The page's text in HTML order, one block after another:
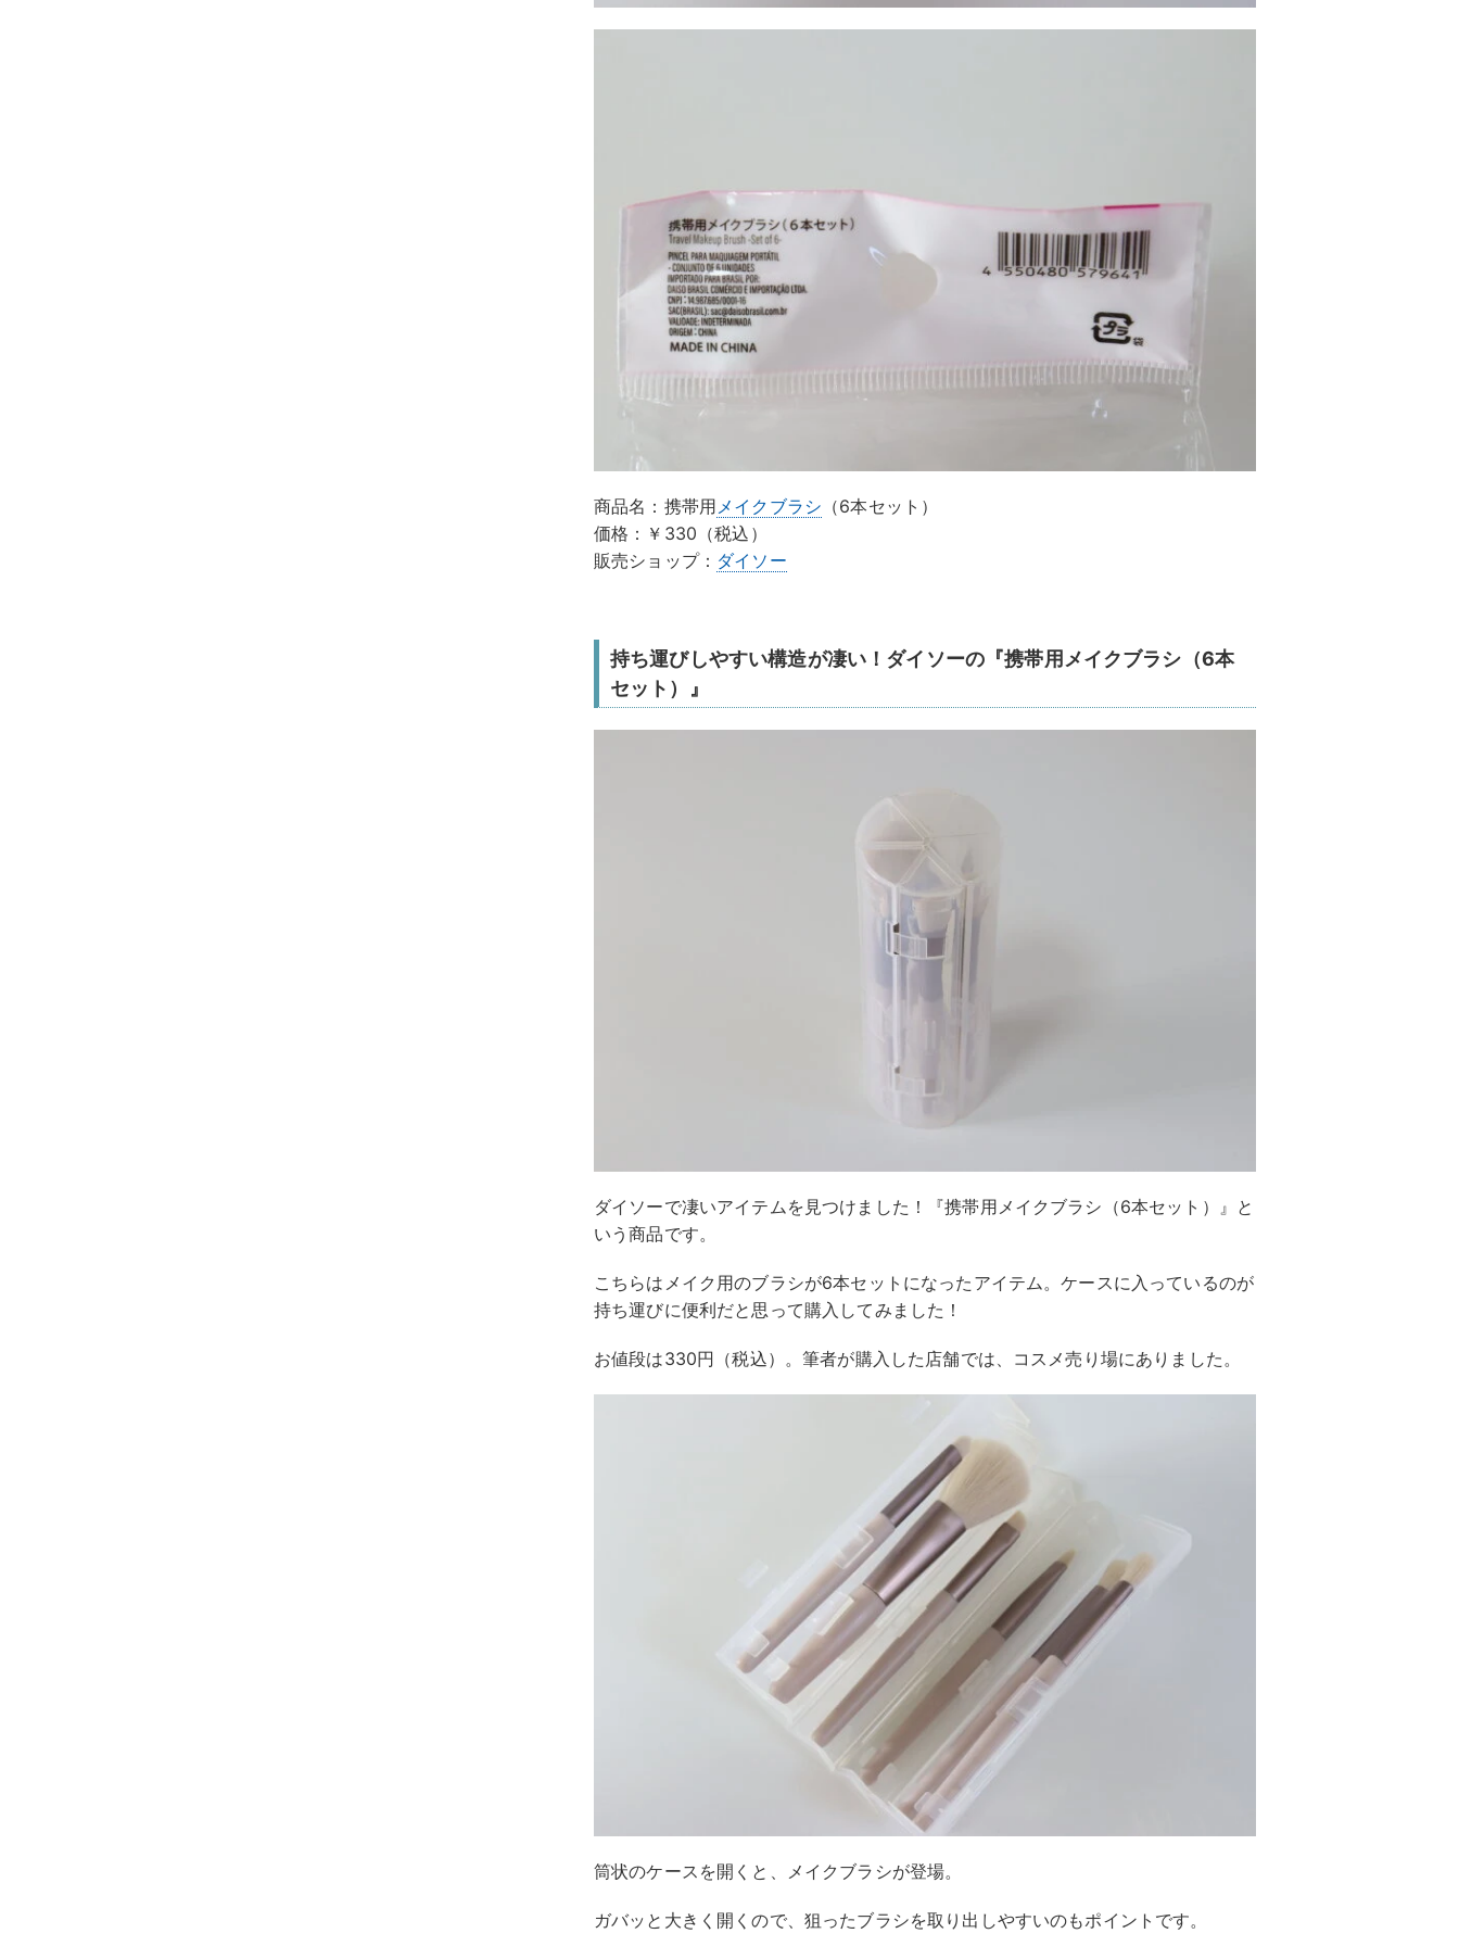
商品名：携帯用メイクブラシ （6本セット）
価格：￥330（税込）
販売ショップ： ダイソー
持ち運びしやすい構造が凄い！ダイソーの『携帯用メイクブラシ（6本
セット）』
ダイソーで凄いアイテムを見つけました！『携帯用メイクブラシ（6本セット）』と
いう商品です。
こちらはメイク用のブラシが6本セットになったアイテム。ケースに入っているのが
持ち運びに便利だと思って購入してみました！
お値段は330円（税込）。筆者が購入した店舗では、コスメ売り場にありました。
筒状のケースを開くと、メイクブラシが登場。
ガバッと大きく開くので、狙ったブラシを取り出しやすいのもポイントです。